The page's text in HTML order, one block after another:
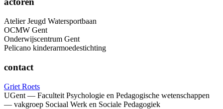
Atelier Jeugd Watersportbaan
OCMW Gent
Onderwijscentrum Gent
Pelicano kinderarmoedestichting
contact
Griet Roets
UGent — Faculteit Psychologie en Pedagogische wetenschappen
— vakgroep Sociaal Werk en Sociale Pedagogiek